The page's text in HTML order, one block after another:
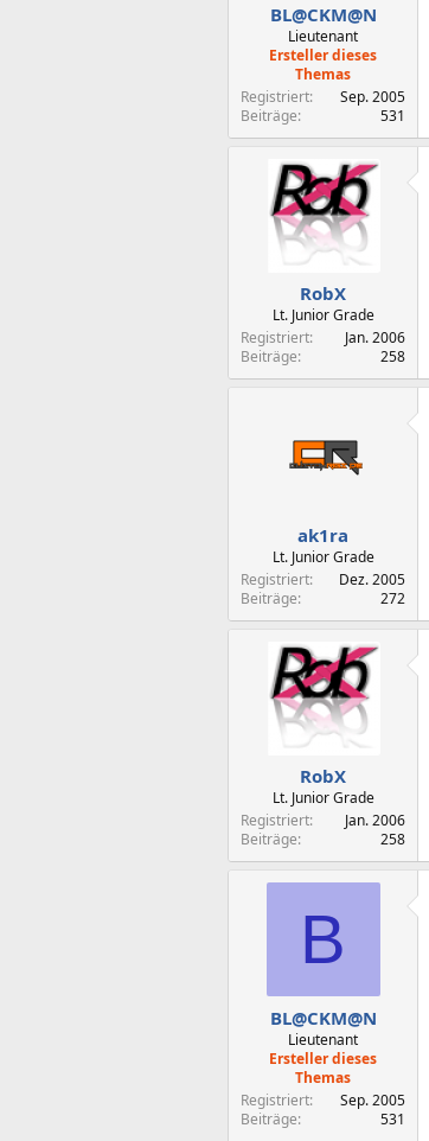
BL@CKM@N
Lieutenant
Ersteller dieses
Themas
Registriert
Sep. 2005
Beiträge
531
RobX
Lt. Junior Grade
Registriert
Jan. 2006
Beiträge
258
ak1ra
Lt. Junior Grade
Registriert
Dez. 2005
Beiträge
272
RobX
Lt. Junior Grade
Registriert
Jan. 2006
Beiträge
258
B
BL@CKM@N
Lieutenant
Ersteller dieses
Themas
Registriert
Sep. 2005
Beiträge
531